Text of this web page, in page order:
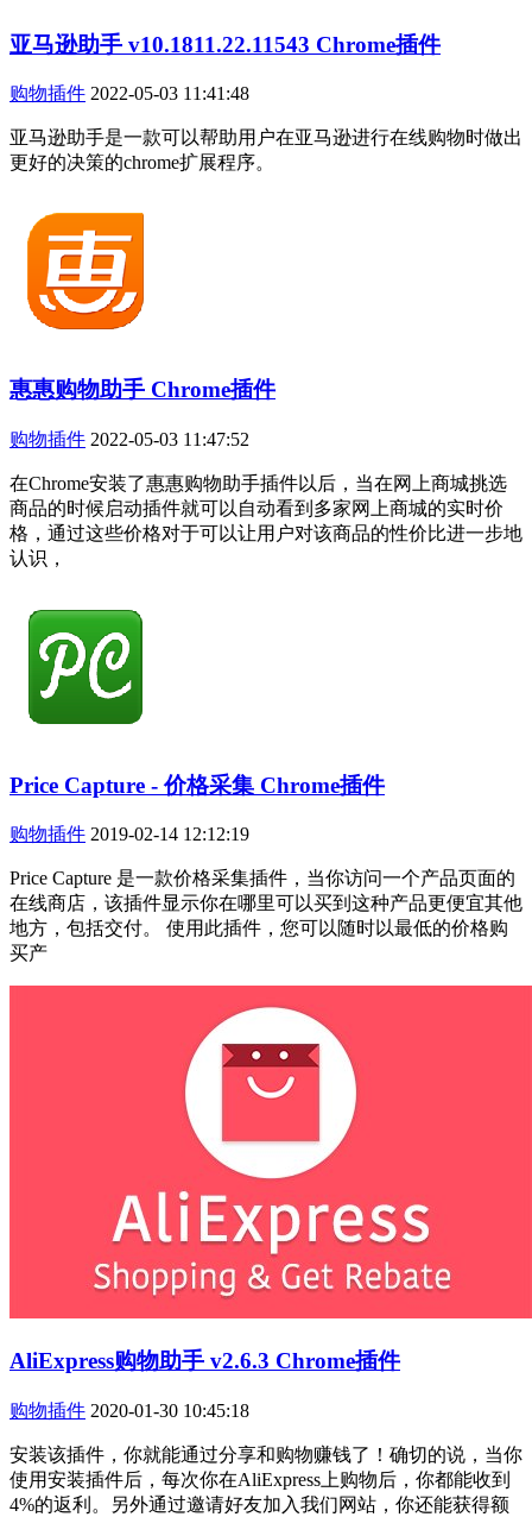
亚马逊助手 v10.1811.22.11543 Chrome插件
购物插件 2022-05-03 11:41:48
亚马逊助手是一款可以帮助用户在亚马逊进行在线购物时做出
更好的决策的chrome扩展程序。
惠惠购物助手 Chrome插件
购物插件 2022-05-03 11:47:52
在Chrome安装了惠惠购物助手插件以后，当在网上商城挑选
商品的时候启动插件就可以自动看到多家网上商城的实时价
格，通过这些价格对于可以让用户对该商品的性价比进一步地
认识，
Price Capture - 价格采集 Chrome插件
购物插件 2019-02-14 12:12:19
Price Capture 是一款价格采集插件，当你访问一个产品页面的
在线商店，该插件显示你在哪里可以买到这种产品更便宜其他
地方，包括交付。 使用此插件，您可以随时以最低的价格购
买产
AliExpress购物助手 v2.6.3 Chrome插件
购物插件 2020-01-30 10:45:18
安装该插件，你就能通过分享和购物赚钱了！确切的说，当你
使用安装插件后，每次你在AliExpress上购物后，你都能收到
4%的返利。另外通过邀请好友加入我们网站，你还能获得额